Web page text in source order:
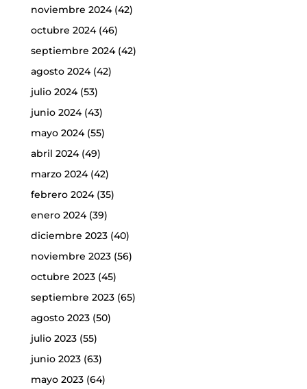
noviembre 2024(42)
octubre 2024(46)
septiembre 2024(42)
agosto 2024(42)
julio 2024(53)
junio 2024(43)
mayo 2024(55)
abril 2024(49)
marzo 2024(42)
febrero 2024(35)
enero 2024(39)
diciembre 2023(40)
noviembre 2023(56)
octubre 2023(45)
septiembre 2023(65)
agosto 2023(50)
julio 2023(55)
junio 2023(63)
mayo 2023(64)